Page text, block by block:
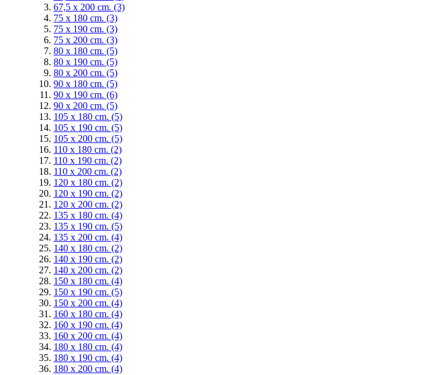
67,5 x 200 cm. (3)
75 x 180 cm. (3)
75 x 190 cm. (3)
75 x 200 cm. (3)
80 x 180 cm. (5)
80 x 190 cm. (5)
80 x 200 cm. (5)
90 x 180 cm. (5)
90 x 190 cm. (6)
90 x 200 cm. (5)
105 x 180 cm. (5)
105 x 190 cm. (5)
105 x 200 cm. (5)
110 x 180 cm. (2)
110 x 190 cm. (2)
110 x 200 cm. (2)
120 x 180 cm. (2)
120 x 190 cm. (2)
120 x 200 cm. (2)
135 x 180 cm. (4)
135 x 190 cm. (5)
135 x 200 cm. (4)
140 x 180 cm. (2)
140 x 190 cm. (2)
140 x 200 cm. (2)
150 x 180 cm. (4)
150 x 190 cm. (5)
150 x 200 cm. (4)
160 x 180 cm. (4)
160 x 190 cm. (4)
160 x 200 cm. (4)
180 x 180 cm. (4)
180 x 190 cm. (4)
180 x 200 cm. (4)